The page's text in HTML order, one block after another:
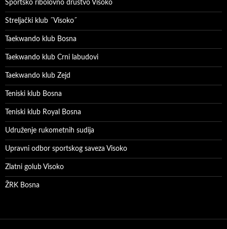
Sportsko ribolovno društvo Visoko
Streljački klub ˝Visoko˝
Taekwando klub Bosna
Taekwando klub Crni labudovi
Taekwando klub Zejd
Teniski klub Bosna
Teniski klub Royal Bosna
Udruženje rukometnih sudija
Upravni odbor sportskog saveza Visoko
Zlatni golub Visoko
ŽRK Bosna